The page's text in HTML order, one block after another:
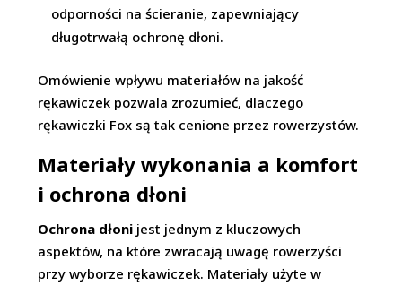
odporności na ścieranie, zapewniający
długotrwałą ochronę dłoni.
Omówienie wpływu materiałów na jakość
rękawiczek pozwala zrozumieć, dlaczego
rękawiczki Fox są tak cenione przez rowerzystów.
Materiały wykonania a komfort
i ochrona dłoni
Ochrona dłoni jest jednym z kluczowych
aspektów, na które zwracają uwagę rowerzyści
przy wyborze rękawiczek. Materiały użyte w